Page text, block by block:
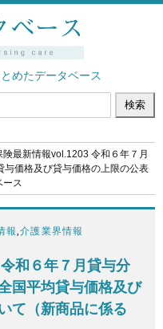
めたデータベース
険最新情報vol.1203 令和６年７月
価格及び貸与価格の上限の公表
ース
報,介護業界情報
和６年７月貸与分
国平均貸与価格及び
て（新商品に係る